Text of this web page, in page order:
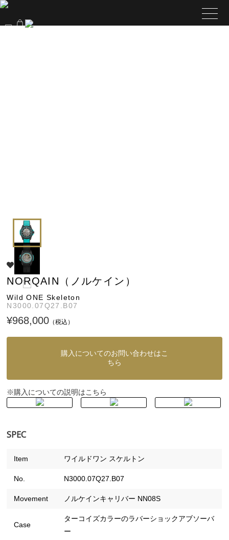
NORQAIN（ノルケイン）
Wild ONE Skeleton
N3000.07Q27.B07
¥968,000 （税込）
購入についてのお問い合わせはこ
ちら
※購入についての説明はこちら
SPEC
Item ワイルドワン スケルトン
No. N3000.07Q27.B07
Movement ノルケインキャリバー NN08S
Case
ターコイズカラーのラバーショックアブソーバ
ー